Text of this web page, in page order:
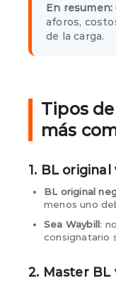
En resumen:
aforos,
de la carga.
Tipos
más
1. BL original
BL original
menos uno
Sea Waybill:
consignatario
2. Master BL